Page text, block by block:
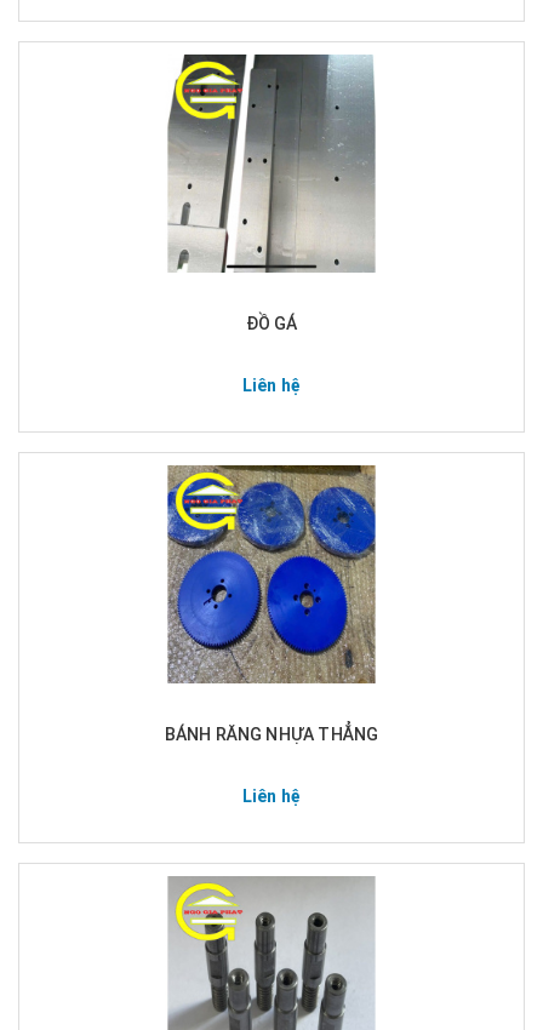
ĐỒ GÁ
Liên hệ
BÁNH RĂNG NHỰA THẲNG
Liên hệ